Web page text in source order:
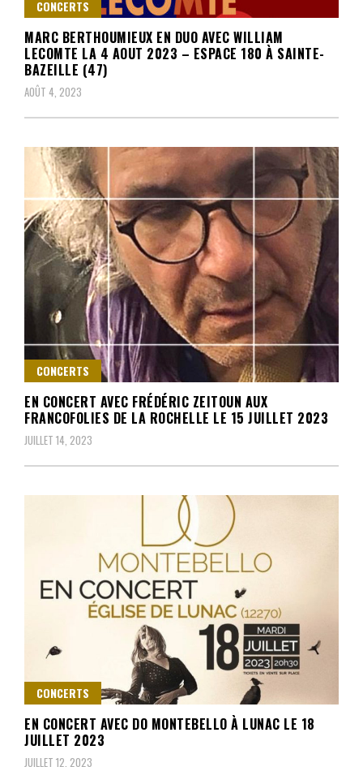
CONCERTS
MARC BERTHOUMIEUX EN DUO AVEC WILLIAM
LECOMTE LA 4 AOUT 2023 – ESPACE 180 À SAINTE-
BAZEILLE (47)
AOÛT 4, 2023
CONCERTS
EN CONCERT AVEC FRÉDÉRIC ZEITOUN AUX
FRANCOFOLIES DE LA ROCHELLE LE 15 JUILLET 2023
JUILLET 14, 2023
CONCERTS
EN CONCERT AVEC DO MONTEBELLO À LUNAC LE 18
JUILLET 2023
JUILLET 12, 2023